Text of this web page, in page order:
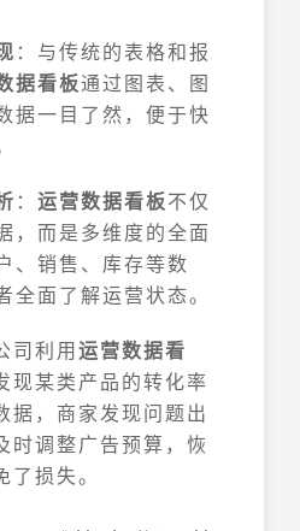
：与传统的表格和报
据看板通过图表、图
据一目了然，便于快
： 运营数据看板不仅
，而是多维度的全面
、销售、库存等数
全面了解运营状态。
司利用运营数据看
现某类产品的转化率
据，商家发现问题出
时调整广告预算，恢
损失。